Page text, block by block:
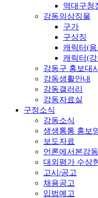
역대구청
강동의상징물
구가
구상징
캐릭터(
캐릭터(
강동구 홍보대
강동생활안내
강동갤러리
강동자료실
구정소식
강동소식
생생통통 홍보
보도자료
언론에서본강동
대외평가 수상
고시/공고
채용공고
입법예고